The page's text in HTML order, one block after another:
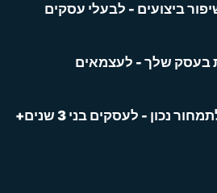
ביצועים - לבעלי עסקים
בעסק שלך - לעצמאים
נכון - לעסקים בני 3 שנים+